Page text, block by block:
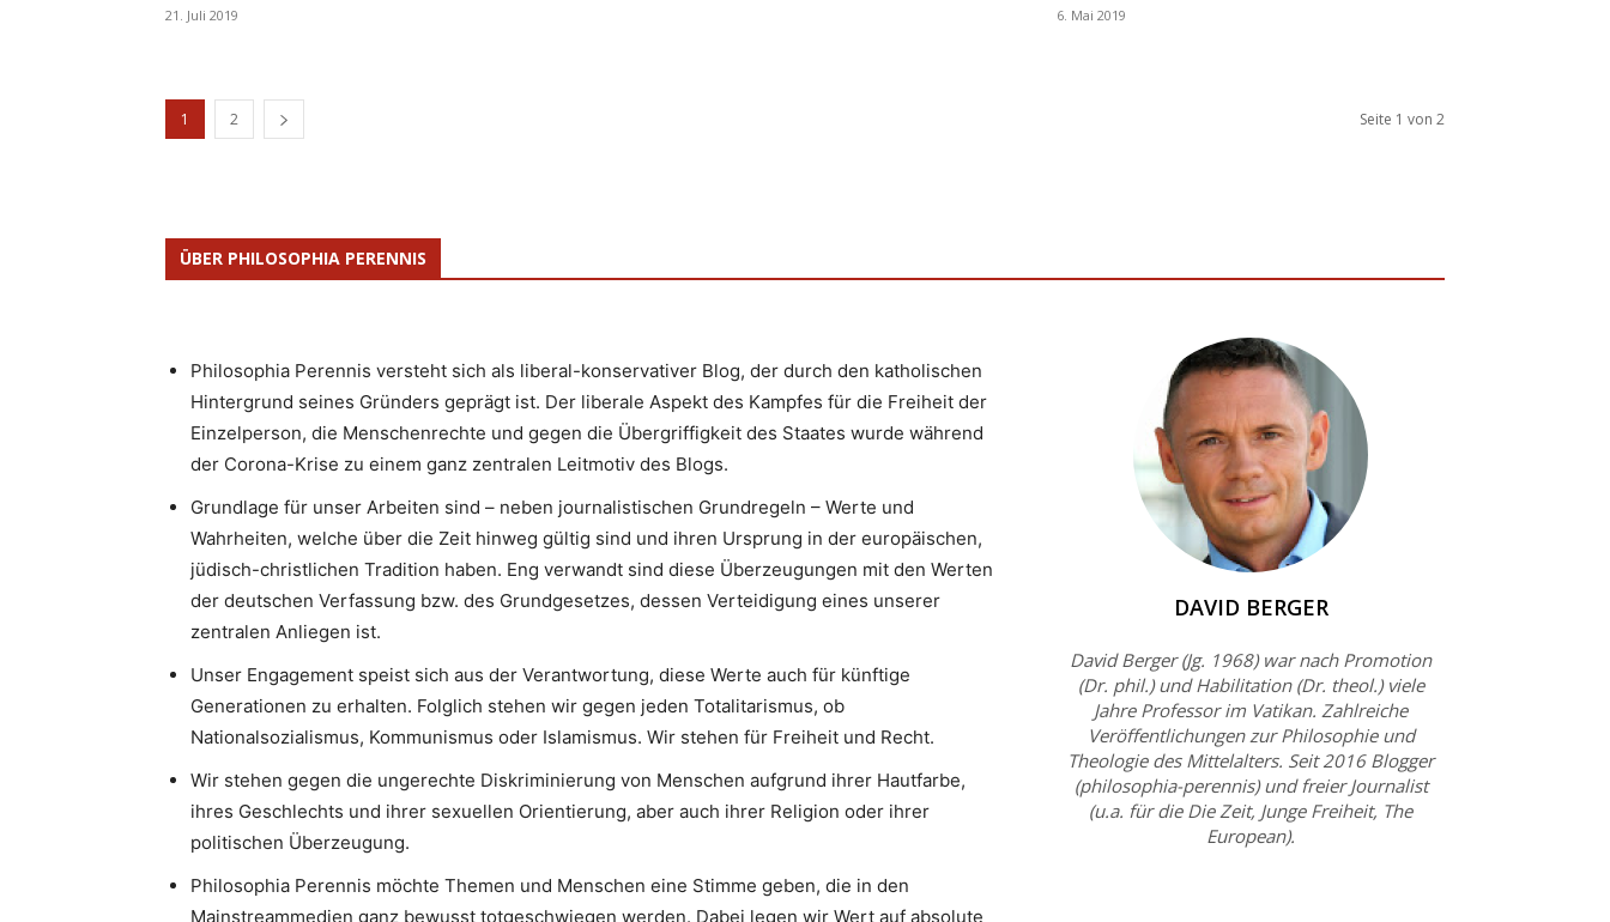
21. Juli 2019 6. Mai 2019
1 2 Seite 1 von 2
ÜBER PHILOSOPHIA PERENNIS
Philosophia Perennis versteht sich als liberal-konservativer Blog, der durch den katholischen
Hintergrund seines Gründers geprägt ist. Der liberale Aspekt des Kampfes für die Freiheit der
Einzelperson, die Menschenrechte und gegen die Übergriffigkeit des Staates wurde während
der Corona-Krise zu einem ganz zentralen Leitmotiv des Blogs.
Grundlage für unser Arbeiten sind – neben journalistischen Grundregeln – Werte und
Wahrheiten, welche über die Zeit hinweg gültig sind und ihren Ursprung in der europäischen,
jüdisch-christlichen Tradition haben. Eng verwandt sind diese Überzeugungen mit den Werten
der deutschen Verfassung bzw. des Grundgesetzes, dessen Verteidigung eines unserer
zentralen Anliegen ist.
Unser Engagement speist sich aus der Verantwortung, diese Werte auch für künftige
Generationen zu erhalten. Folglich stehen wir gegen jeden Totalitarismus, ob
Nationalsozialismus, Kommunismus oder Islamismus. Wir stehen für Freiheit und Recht.
Wir stehen gegen die ungerechte Diskriminierung von Menschen aufgrund ihrer Hautfarbe,
ihres Geschlechts und ihrer sexuellen Orientierung, aber auch ihrer Religion oder ihrer
politischen Überzeugung.
Philosophia Perennis möchte Themen und Menschen eine Stimme geben, die in den
Mainstreammedien ganz bewusst totgeschwiegen werden. Dabei legen wir Wert auf absolute
DAVID BERGER
David Berger (Jg. 1968) war nach Promotion
(Dr. phil.) und Habilitation (Dr. theol.) viele
Jahre Professor im Vatikan. Zahlreiche
Veröffentlichungen zur Philosophie und
Theologie des Mittelalters. Seit 2016 Blogger
(philosophia-perennis) und freier Journalist
(u.a. für die Die Zeit, Junge Freiheit, The
European).